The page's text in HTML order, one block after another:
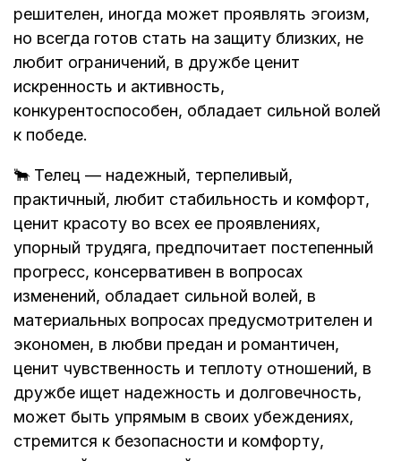
решителен, иногда может проявлять эгоизм,
но всегда готов стать на защиту близких, не
любит ограничений, в дружбе ценит
искренность и активность,
конкурентоспособен, обладает сильной волей
к победе.
🐂 Телец — надежный, терпеливый,
практичный, любит стабильность и комфорт,
ценит красоту во всех ее проявлениях,
упорный трудяга, предпочитает постепенный
прогресс, консервативен в вопросах
изменений, обладает сильной волей, в
материальных вопросах предусмотрителен и
экономен, в любви предан и романтичен,
ценит чувственность и теплоту отношений, в
дружбе ищет надежность и долговечность,
может быть упрямым в своих убеждениях,
стремится к безопасности и комфорту,